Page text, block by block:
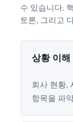
수 있습니다.
토론, 그리고
상황 이해
회사 현황,
항목을 파